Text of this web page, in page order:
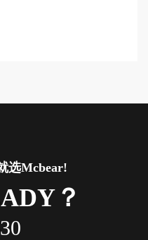
选Mcbear!
？